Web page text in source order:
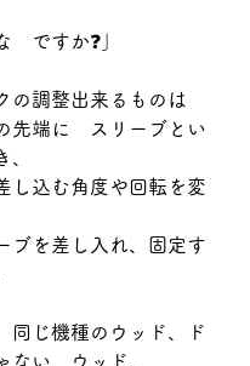
ですか❓」
の調整出来るものは
先端に　スリーブとい
、
し込む角度や回転を変
ブを差し入れ、固定す
じ機種のウッド、ド
ない　ウッド、